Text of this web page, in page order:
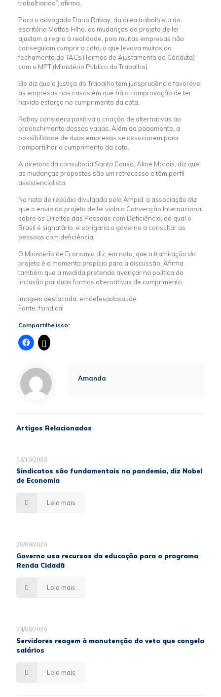
trabalhando”, afirma.
Para o advogado Dario Rabay, da área trabalhista do
escritório Mattos Filho, as mudanças do projeto de lei
ajustam a regra à realidade, pois muitas empresas não
conseguiam cumprir a cota, o que levava muitas ao
fechamento de TACs (Termos de Ajustamento de Conduta)
com o MPT (Ministério Público do Trabalho).
Ele diz que a Justiça do Trabalho tem jurisprudência favorável
às empresas nos casos em que há a comprovação de ter
havido esforço no cumprimento da cota.
Rabay considera positiva a criação de alternativas ao
preenchimento dessas vagas. Além do pagamento, a
possibilidade de duas empresas se associarem para
compartilhar o cumprimento da cota.
A diretora da consultoria Santa Causa, Aline Morais, diz que
as mudanças propostas são um retrocesso e têm perfil
assistencialista.
Na nota de repúdio divulgada pela Ampid, a associação diz
que o envio do projeto de lei viola a Convenção Internacional
sobre os Direitos das Pessoas com Deficiência, da qual o
Brasil é signatário, e obrigaria o governo a consultar as
pessoas com deficiência.
O Ministério de Economia diz, em nota, que a tramitação do
projeto é o momento propício para a discussão. Afirma
também que a medida pretende avançar na política de
inclusão por duas formas alternativas de cumprimento.
Imagem destacada: emdefesadasaude
Fonte: fsindical
Compartilhe isso:
Amanda
Artigos Relacionados
13/10/2020
Sindicatos são fundamentais na pandemia, diz Nobel
de Economia
Leia mais
28/09/2020
Governo usa recursos da educação para o programa
Renda Cidadã
Leia mais
24/08/2020
Servidores reagem à manutenção do veto que congela
salários
Leia mais